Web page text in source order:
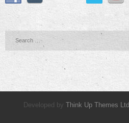
Developed by Think Up Themes Ltd